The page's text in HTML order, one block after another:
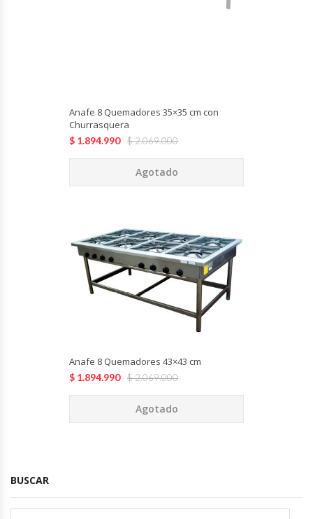
Anafe 8 Quemadores 35×35 cm con
Churrasquera
$2.069.000
$ 1.894.990
Agotado
Anafe 8 Quemadores 43×43 cm
$2.069.000
$ 1.894.990
Agotado
BUSCAR